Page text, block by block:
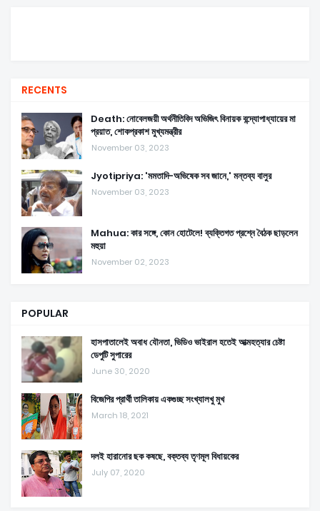
RECENTS
Death: নোবেলজয়ী অর্থনীতিবিদ অভিজিৎ বিনায়ক বন্দ্যোপাধ্যায়ের মা
প্রয়াত, শোকপ্রকাশ মুখ্যমন্ত্রীর
November 03, 2023
Jyotipriya: 'মমতাদি-অভিষেক সব জানে,' মন্তব্য বালুর
November 03, 2023
Mahua: কার সঙ্গে, কোন হোটেলে! ব্যক্তিগত প্রশ্নে বৈঠক ছাড়লেন
মহুয়া
November 02, 2023
POPULAR
হাসপাতালেই অবাধ যৌনতা, ভিডিও ভাইরাল হতেই আত্মহত্যার চেষ্টা
ডেপুটি সুপারের
June 30, 2020
বিজেপির প্রার্থী তালিকায় একগুচ্ছ সংখ্যালখু মুখ
March 18, 2021
দলই হারানোর ছক কষছে, বক্তব্য তৃণমূল বিধায়কের
July 07, 2020